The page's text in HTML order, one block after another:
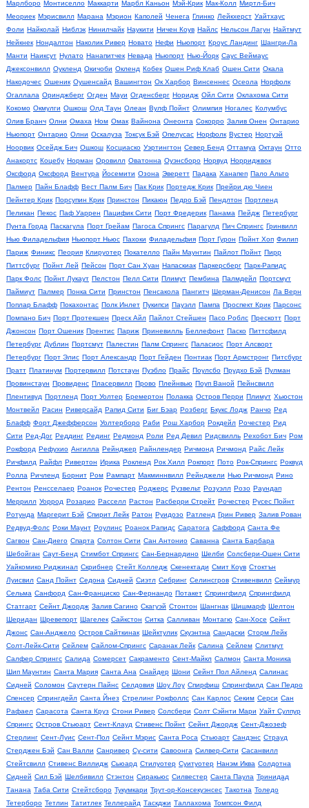
Марлборо Монтиселло Маккарти Марбл Каньон Мэй-Крик Мак-Колл Миртл-Бич
Меориек Мэрисвилл Марана Мэрион Каполей Ченега Глинко Лейкхерст Уайтхаус
Фоли Найколай Ниблэк Нинилчайк Наукити Ничен Коув Найлс Нельсон Лагун Найтмут
Нейкнек Нондалтон Наколик Ривер Новато Нефи Ньюпорт Кроус Ландинг Шангри-Ла
Манти Наиксут Нулато Нанапитчек Невада Ньюпорт Нью-Йорк Саус Веймаус
Джексонвилл Оукленд Окичоби Окленд Кобек Ошен Риф Клаб Ошен Сити Окала
Накодочес Ошеник Оушенсайд Вашингтон Ок Харбор Винсеннес Осеола Норфолк
Огаллала Оринджберг Огден Мауи Огденсберг Норидж Ойл Сити Оклахома Сити
Кокомо Окмулги Ошкош Олд Таун Олеан Вулф Пойнт Олимпия Ногалес Колумбус
Олив Бранч Олни Омаха Ном Омак Вайнона Онеонта Сокорро Залив Онен Онтарио
Ньюпорт Онтарио Олни Оскалуза Токсук Бэй Опелусас Норфолк Вустер Нортуэй
Ноорвик Осейдж Бич Ошкош Косциаско Уэртингтон Север Бенд Оттамуа Октаун Отто
Анакортс Коцебу Норман Оровилл Оватонна Оуэнсборо Норвуд Норриджвок
Оксфорд Оксфорд Вентура Йосемити Озона Эверетт Падака Ханапеп Пало Альто
Палмер Пайн Блафф Вест Палм Бич Пак Крик Портедж Крик Прейри дю Чиен
Пейнтер Крик Порсупин Крик Принстон Пикаюн Педро Бэй Пендлтон Портленд
Пеликан Пекос Паф Уаррен Пацифик Сити Порт Фредерик Панама Пейдж Петербург
Пунта Горда Паскагула Порт Грейам Пагоса Спрингс Парагулд Пич Спрингс Гринвилл
Нью Филадельфия Ньюпорт Ньюс Пахоки Филадельфия Порт Гурон Пойнт Хоп Филип
Париж Финикс Пеория Клируотер Покателло Пайн Маунтин Пайлот Пойнт Пирр
Питтсбург Пойнт Лей Пейсон Порт Сан Хуан Напаскиак Паркерсберг Парк-Рапидс
Парк Фолс Пойнт Лукаут Пелстон Пелл Сити Плимут Пембина Палмдейл Портсмут
Паймиут Палмер Понка Сити Принстон Пенсакола Пангитч Шерман-Денисон Ла Верн
Поплар Блафф Покахонтас Полк Инлет Пукипси Пауэлл Пампа Проспект Крик Парсонс
Помпано Бич Порт Протекшен Преск Айл Пайлот Стейшен Пасо Роблс Прескотт Порт
Джонсон Порт Ошеник Прентис Париж Приневилль Беллефонт Паско Питтсфилд
Петербург Дублин Портсмут Палестин Палм Спрингс Паласиос Порт Алсворт
Петербург Порт Элис Порт Александр Порт Гейден Понтиак Порт Армстронг Питсбург
Пратт Платинум Портервилл Потстаун Пуэбло Прайс Поулсбо Прудхо Бэй Пулман
Провинстаун Провиденс Пласервилл Прово Плейнвью Поуп Ваной Пейнсвилл
Плентивуд Портленд Порт Уолтер Бремертон Полакка Остров Перри Плимут Хьюстон
Монтвейл Расин Риверсайд Рапид Сити Биг Бэар Розберг Бкукс Лодж Ранчо Ред
Блафф Форт Джефферсон Уолтерборо Раби Рош Харбор Рокдейл Рочестер Рид
Сити Ред-Дог Реддинг Рединг Редмонд Роли Ред Девил Ридсвилль Рехобот Бич Ром
Рокфорд Рефухио Ангилла Рейнджер Райнлендер Ричмонд Ричмонд Райс Лейк
Ричфилд Райфл Ривертон Ирика Рокленд Рок Хилл Рокпорт Пото Рок-Спрингс Роквуд
Ролла Ричленд Борнит Ром Рампарт Макминнвилл Рейнджели Нью Ричмонд Рино
Рентон Ренсселаер Роанок Рочестер Роджерс Рузвельт Розуэлл Розо Раундап
Меррилл Уоррод Розарио Расселл Растон Расберри Стрейт Рочестер Русес Пойнт
Ротунда Маргерит Бэй Спирит Лейк Ратон Руидозо Ратленд Грин Ривер Залив Рован
Редвуд-Фолс Роки Маунт Роулинс Роанок Рапидс Саратога Саффорд Санта Фе
Сагвон Сан-Диего Спарта Солтон Сити Сан Антонио Саванна Санта Барбара
Шебойган Саут-Бенд Стимбот Спрингс Сан-Бернардино Шелби Солсбери-Ошен Сити
Уайкомико Риджинал Скрибнер Стейт Колледж Скенектади Смит Коув Стоктън
Луисвил Санд Пойнт Седона Сидней Сиэтл Себринг Селинсгров Стивенвилл Сеймур
Сельма Санфорд Сан-Франциско Сан-Фернандо Потакет Спрингфилд Спрингфилд
Статгарт Сейнт Джордж Залив Сагино Скагуэй Стонтон Шангнак Шишмарф Шелтон
Шеридан Шревепорт Шагелек Сайкстон Ситка Салливан Монтагю Сан-Хосе Сейнт
Джонс Сан-Анджело Остров Сайткинак Шейктулик Скуэнтна Сандаски Сторм Лейк
Солт-Лейк-Сити Сейлем Сайлом-Спрингс Саранак Лейк Салина Сейлем Слитмут
Салфер Спрингс Салида Сомерсет Сакраменто Сент-Майкл Салмон Санта Моника
Шип Маунтин Санта Мария Санта Ана Снайдер Шони Сейнт Пол Айленд Салинас
Сидней Соломон Саутерн Пайнс Селдовия Шоу Лоу Спирфиш Спрингфилд Сан Педро
Спенсер Спрингдейл Санта Йнез Стрелинг Рокфоллс Сан Карлос Секим Серси Сан
Рафаел Сарасота Санта Круз Стони Ривер Солсбери Солт Сэйнти Мари Уайт Сулпур
Спрингс Остров Стьюарт Сент-Клауд Стивенс Пойнт Сейнт Джордж Сент-Джозеф
Стерлинг Сент-Луис Сент-Пол Сейнт Мэрис Санта Роса Стьюарт Сандэнс Страуд
Стерджен Бэй Сан Валли Санривер Су-сити Савоонга Силвер-Сити Сасанвилл
Стейтсвилл Стивенс Виллидж Сьюард Стилуотер Суитуотер Нанэм Иква Солдотна
Сидней Сил Бэй Шелбивилл Стэнтон Сиракьюс Силвестер Санта Паула Тринидад
Танана Таба Сити Стейтсборо Тукумкари Трут-ор-Консекуэнсес Такотна Толедо
Тетерборо Тетлин Татитлек Теллерайд Таскджи Таллахома Томпсон Филд